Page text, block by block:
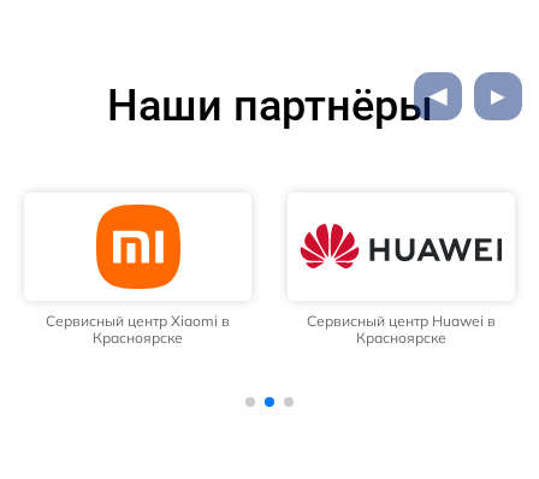
Наши партнёры
Сервисный центр Xiaomi в
Красноярске
Сервисный центр Huawei в
Красноярске